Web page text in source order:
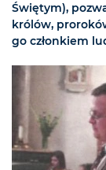
Świętym),
królów,
go członkiem